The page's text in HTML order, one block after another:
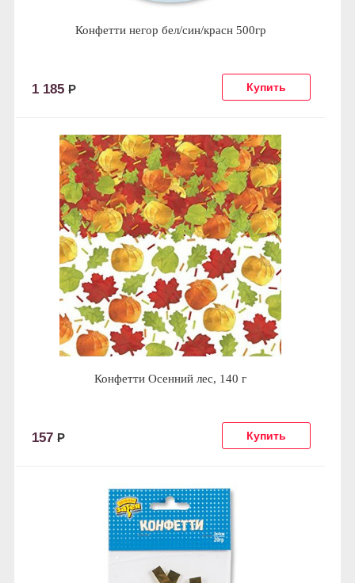
Конфетти негор бел/син/красн 500гр
1 185 Р
Конфетти Осенний лес, 140 г
157 Р